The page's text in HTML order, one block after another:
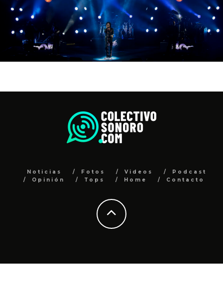
Noticias Fotos Videos
Podcast
Opinión
Tops Home Contacto